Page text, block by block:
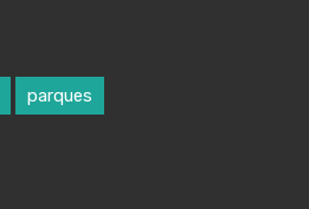
parques